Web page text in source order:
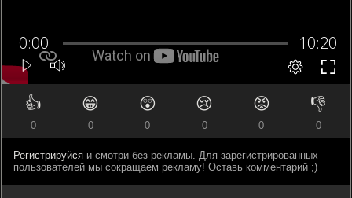
👍
0
😁
0
😲
0
😢
0
😡
0
👎
0
Регистрируйся и смотри без рекламы. Для зарегистрированных
пользователей мы сокращаем рекламу! Оставь комментарий ;)